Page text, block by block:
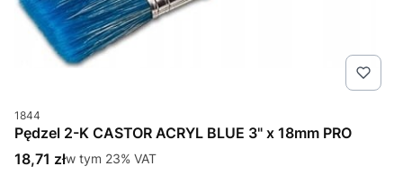
Kod produktu
1844
Pędzel 2-K CASTOR ACRYL BLUE 3" x 18mm PRO
Cena brutto
18,71 złw tym %s VAT
w tym 23% VAT